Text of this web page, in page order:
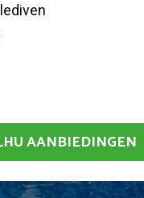
AANBIEDINGEN